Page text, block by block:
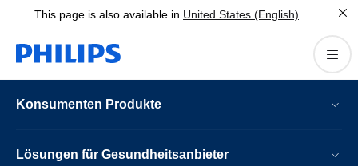
This page is also available in United States (English)
Konsumenten Produkte
Lösungen für Gesundheitsanbieter